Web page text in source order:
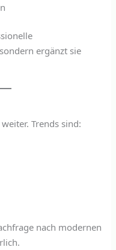
ergänzt sie
Trends sind:
nach modernen